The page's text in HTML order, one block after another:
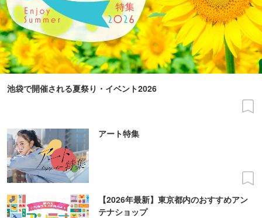
池袋で開催される夏祭り・イベント2026
アート特集
【2026年最新】東京都内のおすすめアン
テナショップ